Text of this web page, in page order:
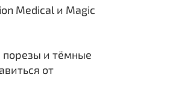
Medical и Magic
порезы и тёмные
от